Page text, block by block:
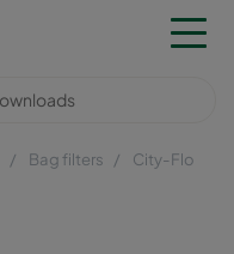
Bag filters
City-Flo